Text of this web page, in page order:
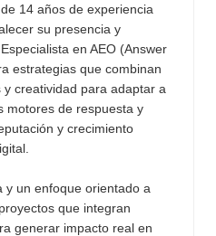
14 años de experiencia
su presencia y
en AEO (Answer
estrategias que combinan
creatividad para adaptar a
motores de respuesta y
y crecimiento
y un enfoque orientado a
que integran
generar impacto real en